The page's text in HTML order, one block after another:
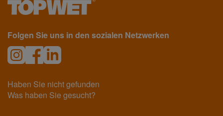
Folgen Sie uns in den sozialen Netzwerken
Haben Sie nicht gefunden
Was haben Sie gesucht?